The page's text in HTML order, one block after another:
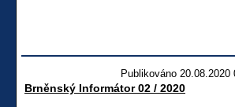
Publikováno
Brněnský Informátor 02 / 2020